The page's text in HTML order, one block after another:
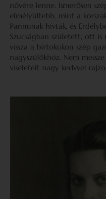
nővére lenne. Ismerősen
elmélyültebb, mint a
Pannunak hívták, és
Szucságban született, ott
vissza a birtokukon szép
nagyszülőkhöz. Nem
viseleteit nagy kedvvel